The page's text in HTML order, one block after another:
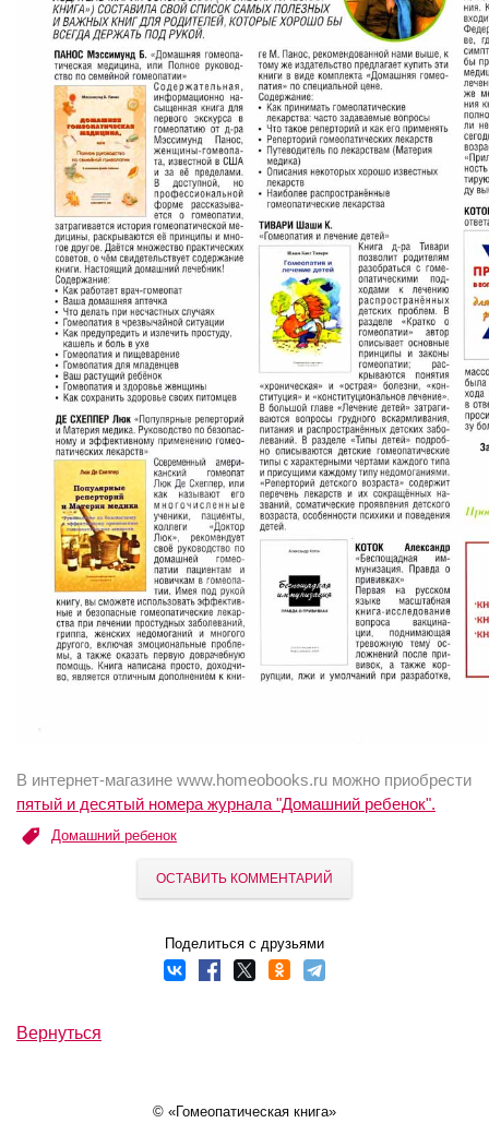
В интернет-магазине www.homeobooks.ru можно приобрести
пятый и десятый номера журнала "Домашний ребенок".
Домашний ребенок
ОСТАВИТЬ КОММЕНТАРИЙ
Поделиться с друзьями
Вернуться
© «Гомеопатическая книга»